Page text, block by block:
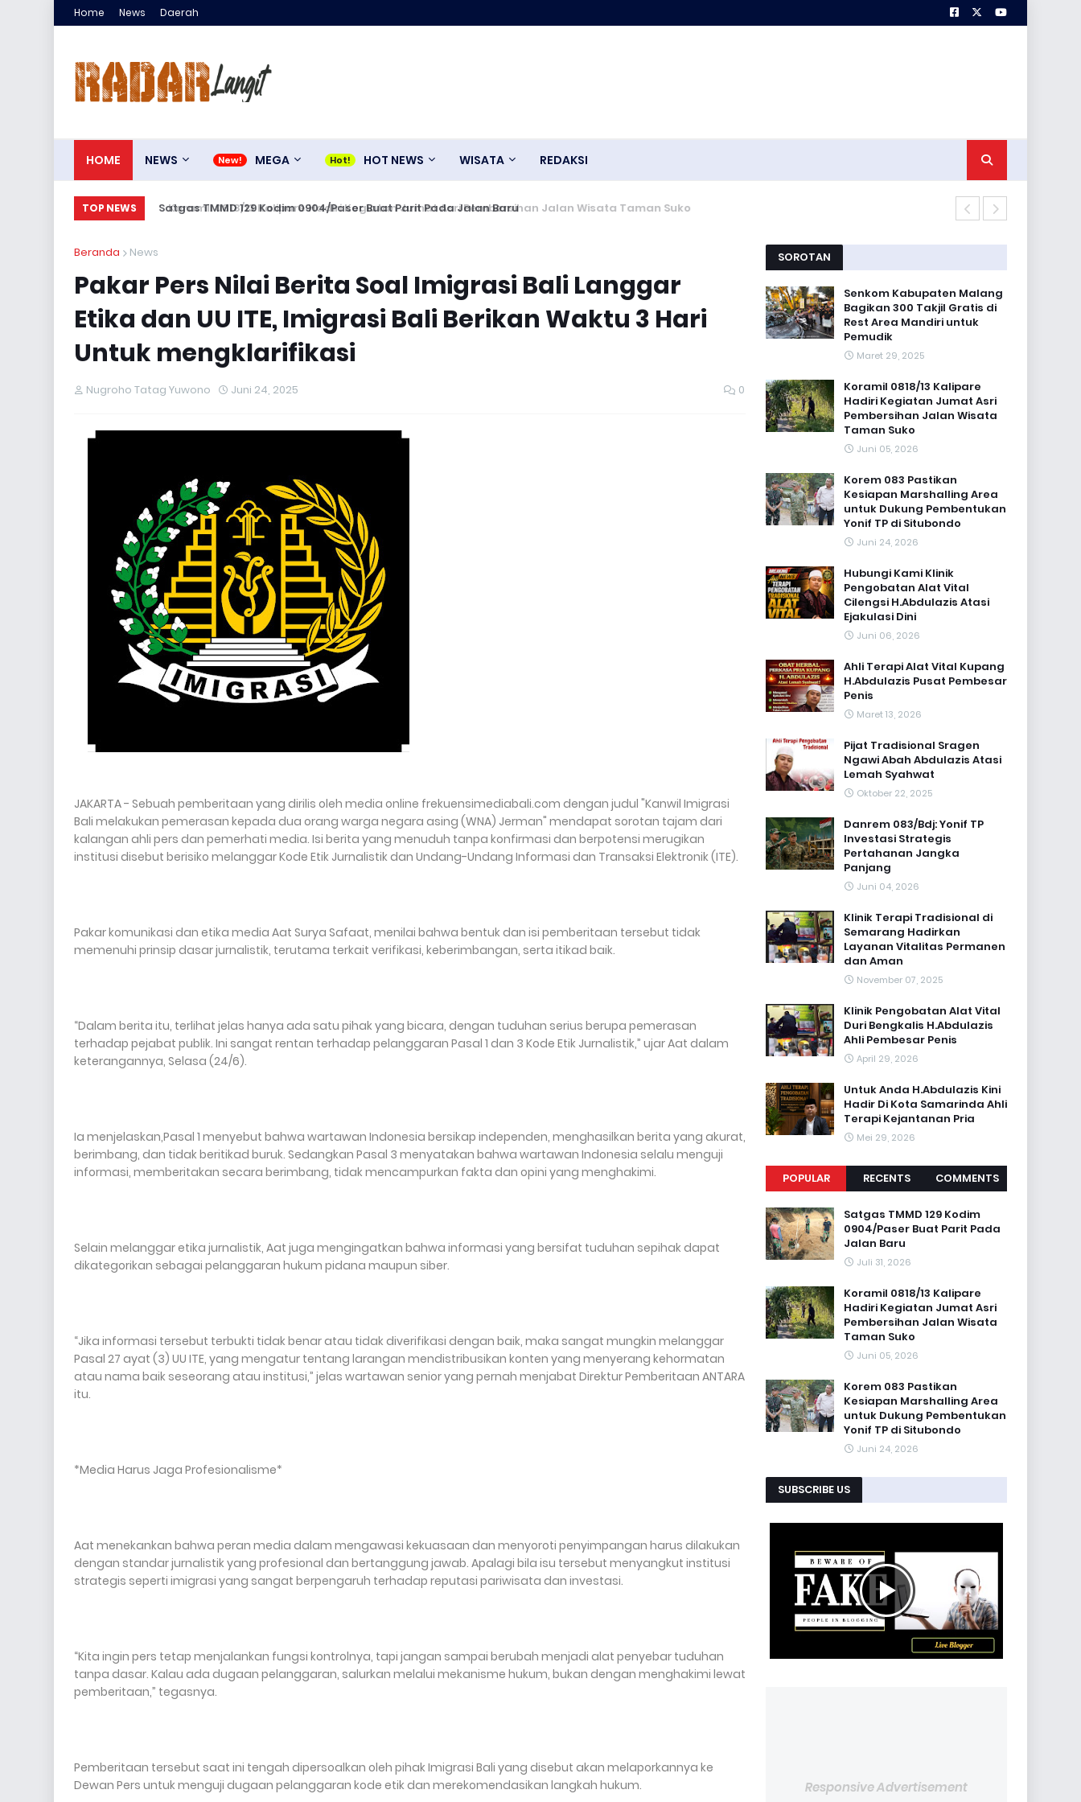
Home News Daerah
HOME NEWS MEGA HOT NEWS WISATA REDAKSI
TOP NEWS Koramil 0818/13 Kalipare Hadiri Kegiatan Jumat Asri Pembersihan Jalan Wisata Taman Suko
Beranda News
Pakar Pers Nilai Berita Soal Imigrasi Bali Langgar
Etika dan UU ITE, Imigrasi Bali Berikan Waktu 3 Hari
Untuk mengklarifikasi
Nugroho Tatag Yuwono Juni 24, 2025 0
JAKARTA - Sebuah pemberitaan yang dirilis oleh media online frekuensimediabali.com dengan judul "Kanwil Imigrasi
Bali melakukan pemerasan kepada dua orang warga negara asing (WNA) Jerman" mendapat sorotan tajam dari
kalangan ahli pers dan pemerhati media. Isi berita yang menuduh tanpa konfirmasi dan berpotensi merugikan
institusi disebut berisiko melanggar Kode Etik Jurnalistik dan Undang-Undang Informasi dan Transaksi Elektronik (ITE).
Pakar komunikasi dan etika media Aat Surya Safaat, menilai bahwa bentuk dan isi pemberitaan tersebut tidak
memenuhi prinsip dasar jurnalistik, terutama terkait verifikasi, keberimbangan, serta itikad baik.
“Dalam berita itu, terlihat jelas hanya ada satu pihak yang bicara, dengan tuduhan serius berupa pemerasan
terhadap pejabat publik. Ini sangat rentan terhadap pelanggaran Pasal 1 dan 3 Kode Etik Jurnalistik,” ujar Aat dalam
keterangannya, Selasa (24/6).
Ia menjelaskan,Pasal 1 menyebut bahwa wartawan Indonesia bersikap independen, menghasilkan berita yang akurat,
berimbang, dan tidak beritikad buruk. Sedangkan Pasal 3 menyatakan bahwa wartawan Indonesia selalu menguji
informasi, memberitakan secara berimbang, tidak mencampurkan fakta dan opini yang menghakimi.
Selain melanggar etika jurnalistik, Aat juga mengingatkan bahwa informasi yang bersifat tuduhan sepihak dapat
dikategorikan sebagai pelanggaran hukum pidana maupun siber.
“Jika informasi tersebut terbukti tidak benar atau tidak diverifikasi dengan baik, maka sangat mungkin melanggar
Pasal 27 ayat (3) UU ITE, yang mengatur tentang larangan mendistribusikan konten yang menyerang kehormatan
atau nama baik seseorang atau institusi,” jelas wartawan senior yang pernah menjabat Direktur Pemberitaan ANTARA
itu.
*Media Harus Jaga Profesionalisme*
Aat menekankan bahwa peran media dalam mengawasi kekuasaan dan menyoroti penyimpangan harus dilakukan
dengan standar jurnalistik yang profesional dan bertanggung jawab. Apalagi bila isu tersebut menyangkut institusi
strategis seperti imigrasi yang sangat berpengaruh terhadap reputasi pariwisata dan investasi.
“Kita ingin pers tetap menjalankan fungsi kontrolnya, tapi jangan sampai berubah menjadi alat penyebar tuduhan
tanpa dasar. Kalau ada dugaan pelanggaran, salurkan melalui mekanisme hukum, bukan dengan menghakimi lewat
pemberitaan,” tegasnya.
Pemberitaan tersebut saat ini tengah dipersoalkan oleh pihak Imigrasi Bali yang disebut akan melaporkannya ke
Dewan Pers untuk menguji dugaan pelanggaran kode etik dan merekomendasikan langkah hukum.
SOROTAN
Senkom Kabupaten Malang
Bagikan 300 Takjil Gratis di
Rest Area Mandiri untuk
Pemudik
Maret 29, 2025
Koramil 0818/13 Kalipare
Hadiri Kegiatan Jumat Asri
Pembersihan Jalan Wisata
Taman Suko
Juni 05, 2026
Korem 083 Pastikan
Kesiapan Marshalling Area
untuk Dukung Pembentukan
Yonif TP di Situbondo
Juni 24, 2026
Hubungi Kami Klinik
Pengobatan Alat Vital
Cilengsi H.Abdulazis Atasi
Ejakulasi Dini
Juni 06, 2026
Ahli Terapi Alat Vital Kupang
H.Abdulazis Pusat Pembesar
Penis
Maret 13, 2026
Pijat Tradisional Sragen
Ngawi Abah Abdulazis Atasi
Lemah Syahwat
Oktober 22, 2025
Danrem 083/Bdj: Yonif TP
Investasi Strategis
Pertahanan Jangka
Panjang
Juni 04, 2026
Klinik Terapi Tradisional di
Semarang Hadirkan
Layanan Vitalitas Permanen
dan Aman
November 07, 2025
Klinik Pengobatan Alat Vital
Duri Bengkalis H.Abdulazis
Ahli Pembesar Penis
April 29, 2026
Untuk Anda H.Abdulazis Kini
Hadir Di Kota Samarinda Ahli
Terapi Kejantanan Pria
Mei 29, 2026
POPULAR RECENTS COMMENTS
Satgas TMMD 129 Kodim
0904/Paser Buat Parit Pada
Jalan Baru
Juli 31, 2026
Koramil 0818/13 Kalipare
Hadiri Kegiatan Jumat Asri
Pembersihan Jalan Wisata
Taman Suko
Juni 05, 2026
Korem 083 Pastikan
Kesiapan Marshalling Area
untuk Dukung Pembentukan
Yonif TP di Situbondo
Juni 24, 2026
SUBSCRIBE US
Responsive Advertisement